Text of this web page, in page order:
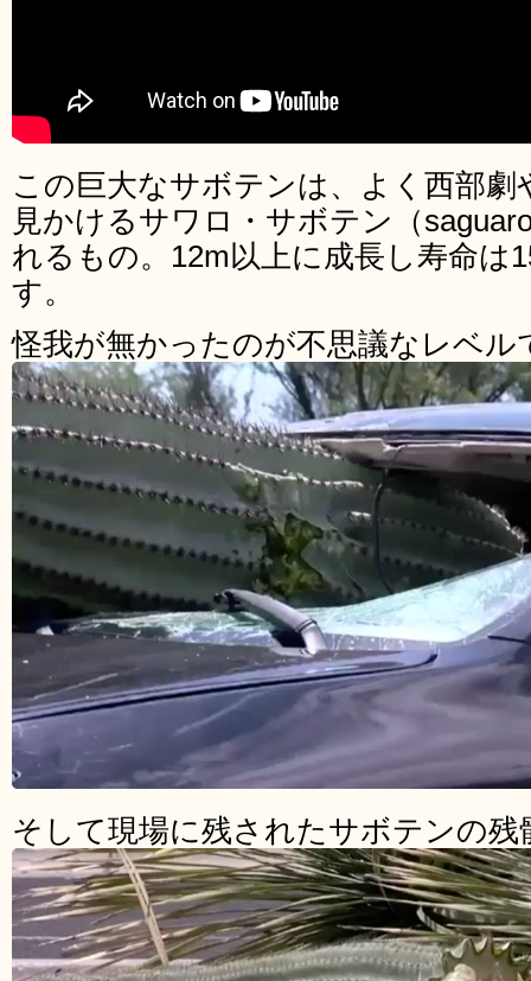
この巨大なサボテンは、よく西部
見かけるサワロ・サボテン（
れるもの。12m以上に成長し寿命は
す。
怪我が無かったのが不思議なレベ
そして現場に残されたサボテンの残